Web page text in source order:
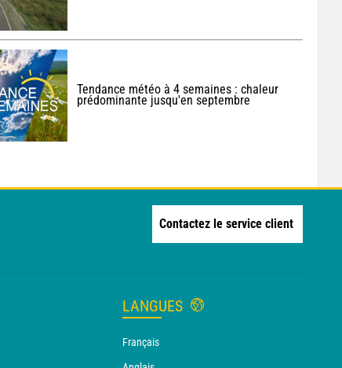
Tendance météo à 4 semaines : chaleur
prédominante jusqu'en septembre
Contactez le service client
LANGUES
Français